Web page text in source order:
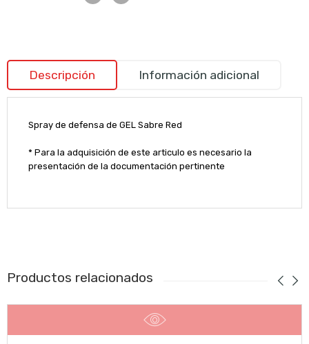
Descripción Información adicional
Spray de defensa de GEL Sabre Red
* Para la adquisición de este articulo es necesario la
presentación de la documentación pertinente
Productos relacionados